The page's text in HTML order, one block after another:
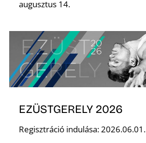
augusztus 14.
EZÜSTGERELY 2026
Regisztráció indulása: 2026.06.01.